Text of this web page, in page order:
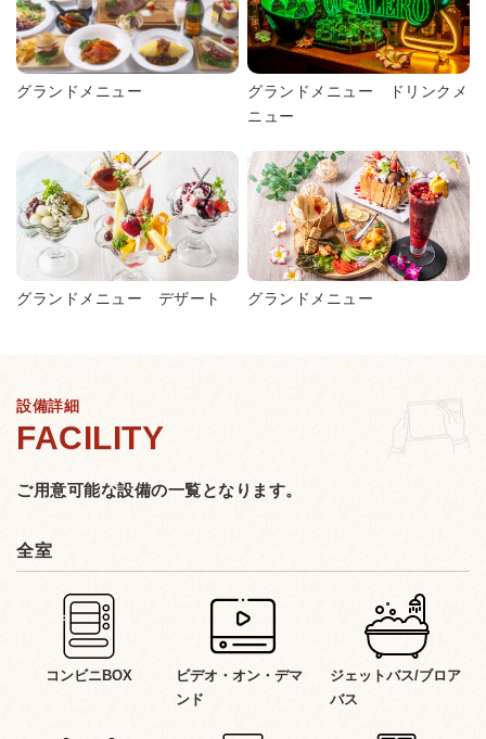
グランドメニュー
グランドメニュー ドリンクメ
ニュー
グランドメニュー デザート グランドメニュー
設備詳細
ご用意可能な設備の一覧となります。
全室
コンビニBOX
ビデオ・オン・デマ
ンド
ジェットバス/ブロア
バス